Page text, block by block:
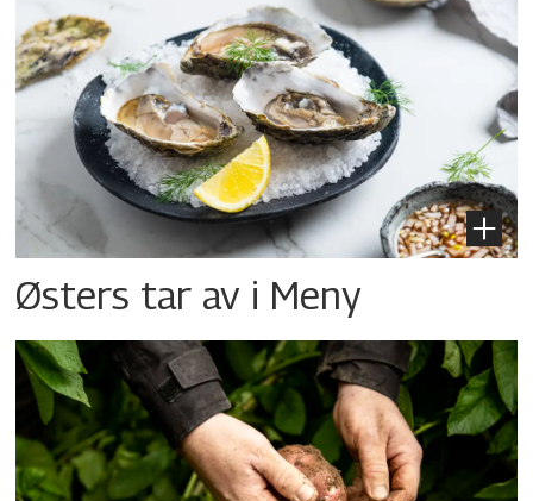
Østers tar av i Meny